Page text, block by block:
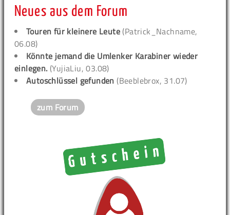
Neues aus dem Forum
Touren für kleinere Leute (Patrick_Nachname,
06.08)
Könnte jemand die Umlenker Karabiner wieder
einlegen. (YujiaLiu, 03.08)
Autoschlüssel gefunden (Beeblebrox, 31.07)
zum Forum